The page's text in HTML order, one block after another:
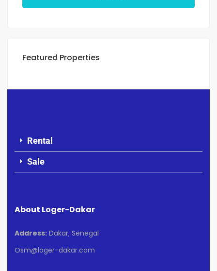
Featured Properties
Rental
Sale
About Loger-Dakar
Address: Dakar, Senegal
Osm@loger-dakar.com